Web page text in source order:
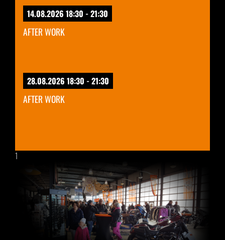
14.08.2026 18:30 - 21:30
AFTER WORK
28.08.2026 18:30 - 21:30
AFTER WORK
1